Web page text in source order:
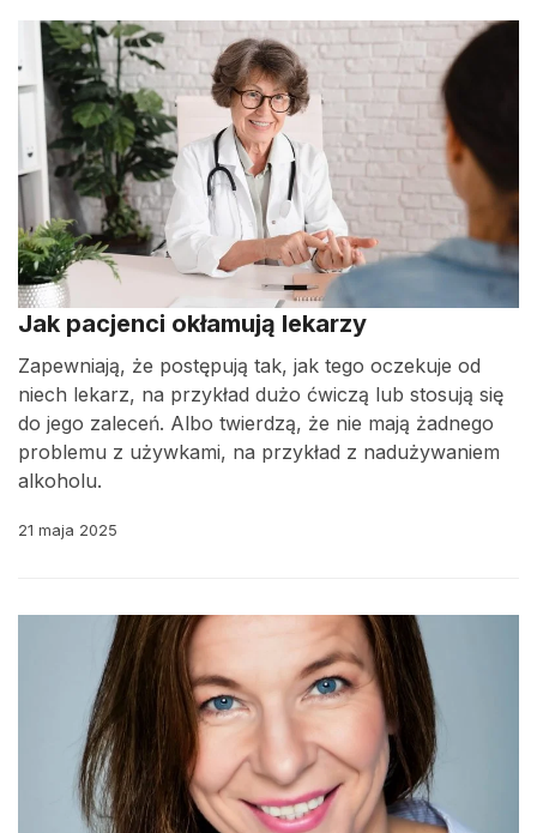
Jak pacjenci okłamują lekarzy
Zapewniają, że postępują tak, jak tego oczekuje od
niech lekarz, na przykład dużo ćwiczą lub stosują się
do jego zaleceń. Albo twierdzą, że nie mają żadnego
problemu z używkami, na przykład z nadużywaniem
alkoholu.
21 maja 2025